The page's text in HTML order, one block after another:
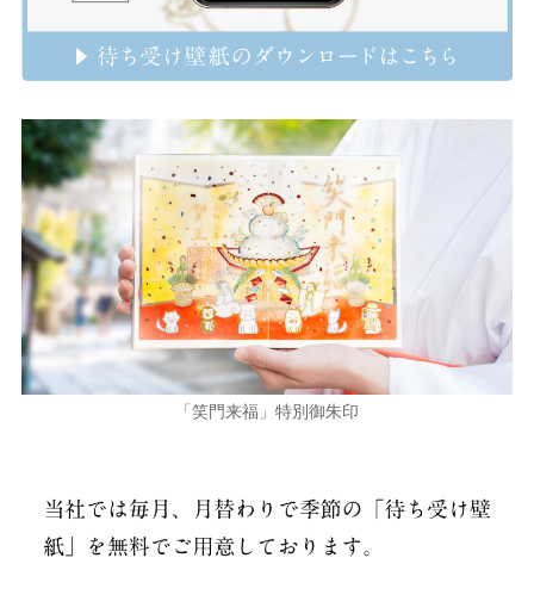
「笑門来福」特別御朱印